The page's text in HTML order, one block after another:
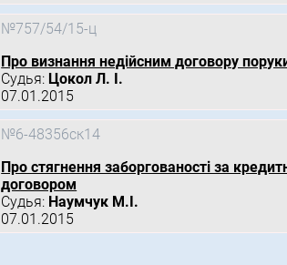
№757/54/15-ц
Про визнання недійсним договору
Судья: Цокол Л. І.
07.01.2015
№6-48356ск14
Про стягнення заборгованості за
договором
Судья: Наумчук М.І.
07.01.2015